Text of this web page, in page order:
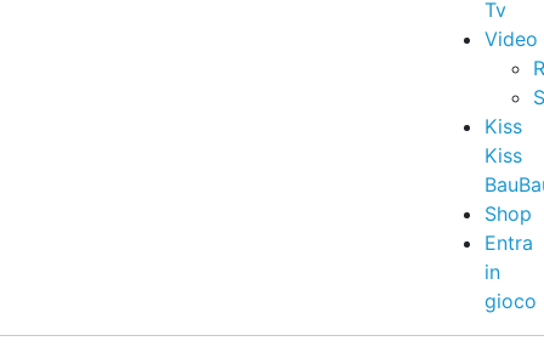
Tv
Video
Kiss
Kiss
Shop
Entra
in
gioco